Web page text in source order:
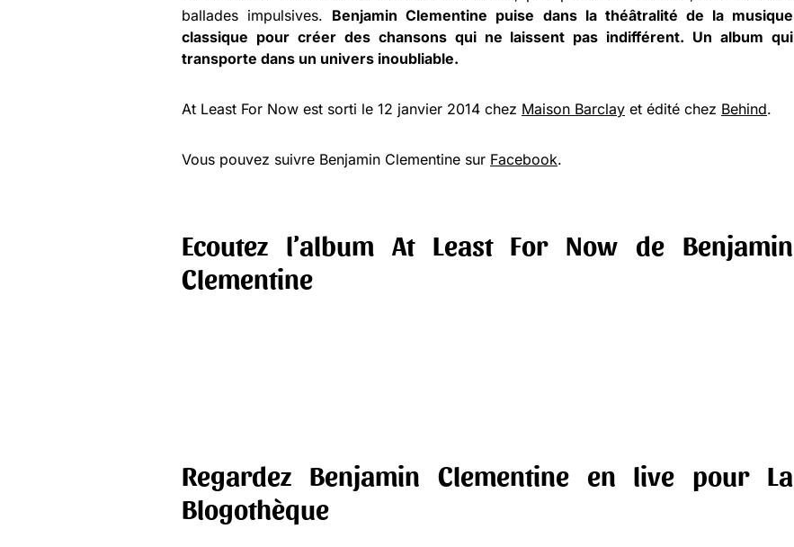
ballades impulsives. Benjamin Clementine puise dans la théâtralité de la musique
classique pour créer des chansons qui ne laissent pas indifférent. Un album qui
transporte dans un univers inoubliable.
At Least For Now est sorti le 12 janvier 2014 chez Maison Barclay et édité chez Behind.
Vous pouvez suivre Benjamin Clementine sur Facebook.
Ecoutez l’album At Least For Now de Benjamin
Clementine
Regardez Benjamin Clementine en live pour La
Blogothèque